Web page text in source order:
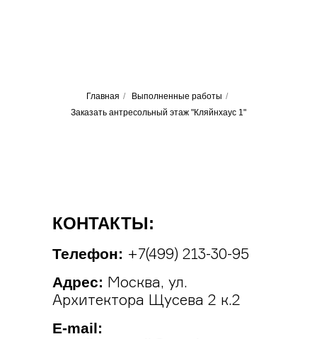
Главная / Выполненные работы /
Заказать антресольный этаж "Кляйнхаус 1"
Телефон: +7(499) 213-30-95
КОНТАКТЫ:
Адрес: Москва, ул.
Архитектора Щусева 2 к.2
E-mail: